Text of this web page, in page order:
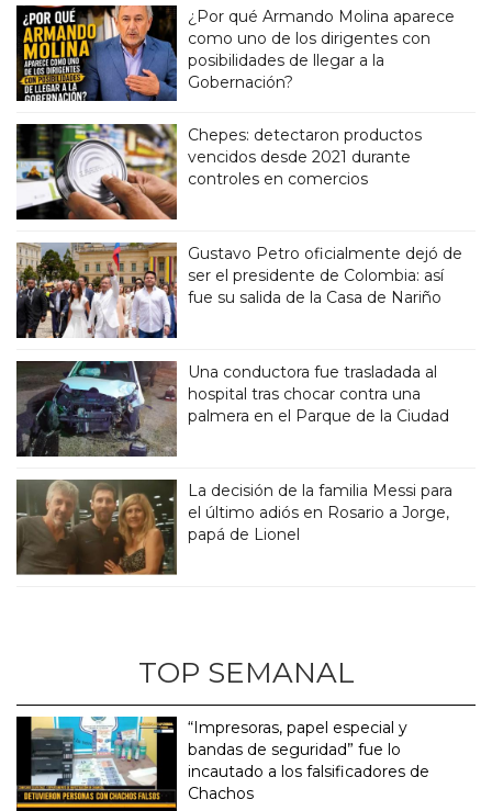
¿Por qué Armando Molina aparece
como uno de los dirigentes con
posibilidades de llegar a la
Gobernación?
Chepes: detectaron productos
vencidos desde 2021 durante
controles en comercios
Gustavo Petro oficialmente dejó de
ser el presidente de Colombia: así
fue su salida de la Casa de Nariño
Una conductora fue trasladada al
hospital tras chocar contra una
palmera en el Parque de la Ciudad
La decisión de la familia Messi para
el último adiós en Rosario a Jorge,
papá de Lionel
TOP SEMANAL
“Impresoras, papel especial y
bandas de seguridad” fue lo
incautado a los falsificadores de
Chachos